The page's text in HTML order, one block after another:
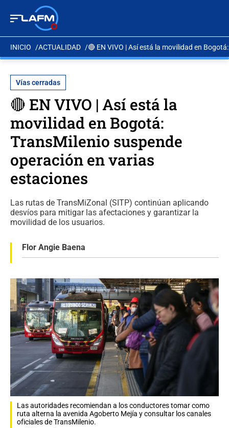
INICIO ACTUALIDAD 🔴 EN VIVO | Así está la movilidad en
Vías cerradas
🔴 EN VIVO | Así está la
movilidad en Bogotá:
TransMilenio suspende
operación en varias
estaciones
Las rutas de TransMiZonal (SITP) continúan aplicando
desvíos para mitigar las afectaciones y garantizar la
movilidad de los usuarios.
Flor Angie Baena
Las autoridades recomiendan a los conductores tomar como
ruta alterna la avenida Agoberto Mejía y consultar los canales
oficiales de TransMilenio.